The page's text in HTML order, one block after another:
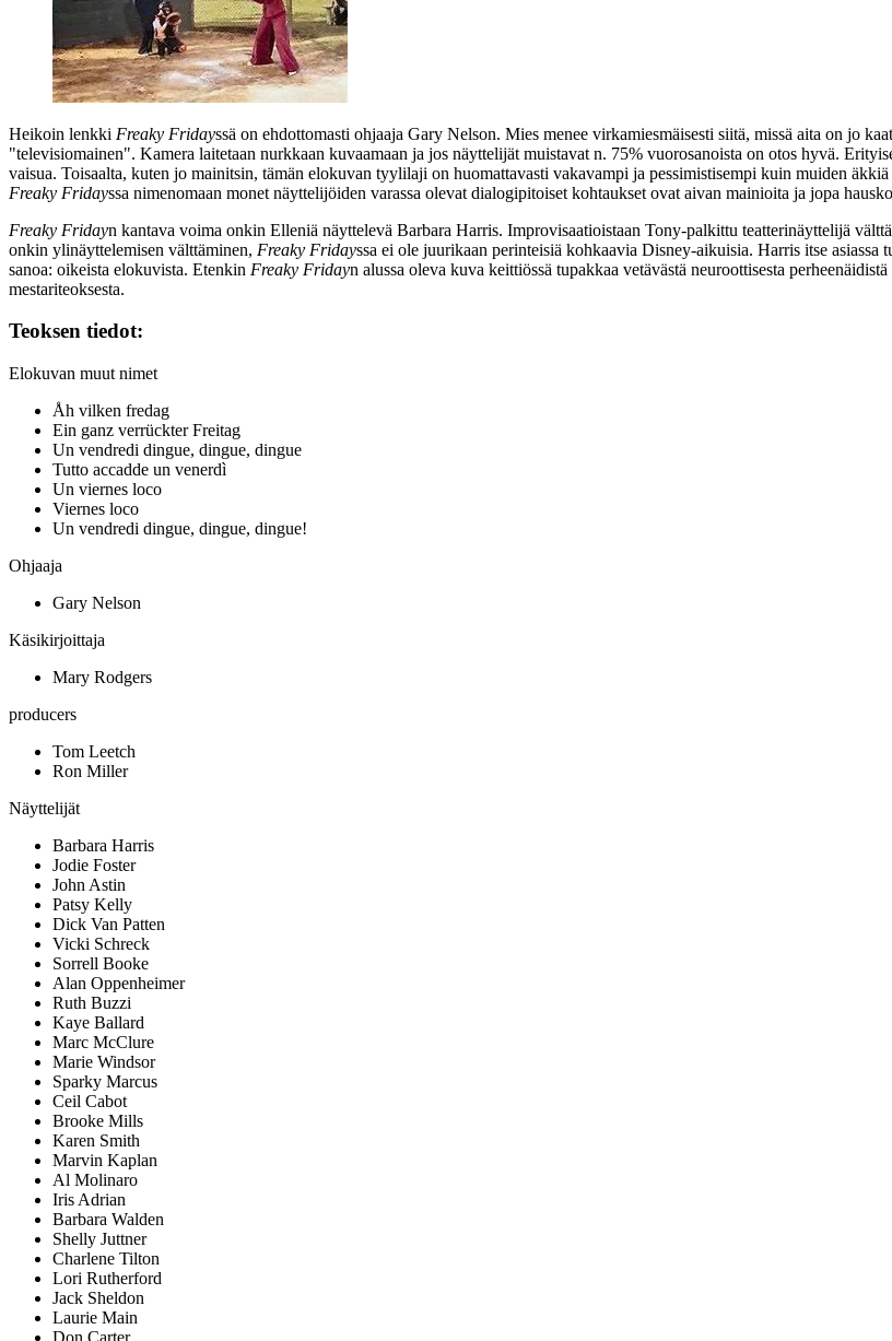
Heikoin lenkki Freaky Fridayssä on ehdottomasti ohjaaja Gary Nelson. Mies menee virkamiesmäisesti siitä, missä aita on jo
"televisiomainen". Kamera laitetaan nurkkaan kuvaamaan ja jos näyttelijät muistavat n. 75% vuorosanoista on otos hyvä.
vaisua. Toisaalta, kuten jo mainitsin, tämän elokuvan tyylilaji on huomattavasti vakavampi ja pessimistisempi kuin muiden
Freaky Fridayssa nimenomaan monet näyttelijöiden varassa olevat dialogipitoiset kohtaukset ovat aivan mainioita ja jopa
Freaky Fridayn kantava voima onkin Elleniä näyttelevä Barbara Harris. Improvisaatioistaan Tony-palkittu teatterinäyttelijä
onkin ylinäyttelemisen välttäminen, Freaky Fridayssa ei ole juurikaan perinteisiä kohkaavia Disney-aikuisia. Harris itse
sanoa: oikeista elokuvista. Etenkin Freaky Fridayn alussa oleva kuva keittiössä tupakkaa vetävästä neuroottisesta
mestariteoksesta.
Teoksen tiedot:
Elokuvan muut nimet
Åh vilken fredag
Ein ganz verrückter Freitag
Un vendredi dingue, dingue, dingue
Tutto accadde un venerdì
Un viernes loco
Viernes loco
Un vendredi dingue, dingue, dingue!
Ohjaaja
Gary Nelson
Käsikirjoittaja
Mary Rodgers
producers
Tom Leetch
Ron Miller
Näyttelijät
Barbara Harris
Jodie Foster
John Astin
Patsy Kelly
Dick Van Patten
Vicki Schreck
Sorrell Booke
Alan Oppenheimer
Ruth Buzzi
Kaye Ballard
Marc McClure
Marie Windsor
Sparky Marcus
Ceil Cabot
Brooke Mills
Karen Smith
Marvin Kaplan
Al Molinaro
Iris Adrian
Barbara Walden
Shelly Juttner
Charlene Tilton
Lori Rutherford
Jack Sheldon
Laurie Main
Don Carter